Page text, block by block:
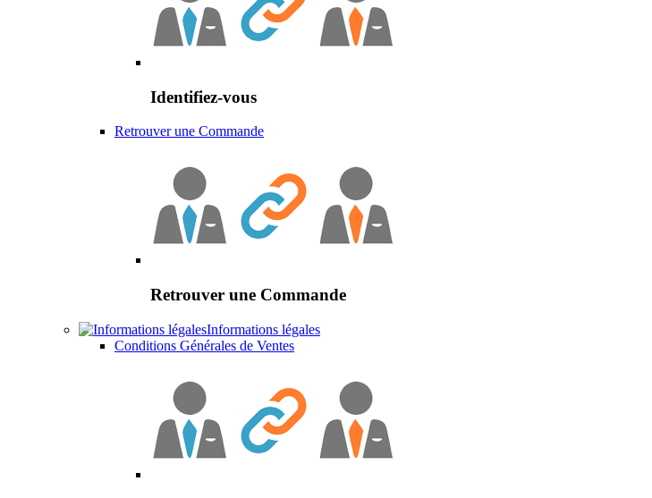
Identifiez-vous
Retrouver une Commande
Retrouver une Commande
Informations légales
Conditions Générales de Ventes